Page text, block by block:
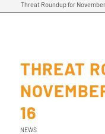
Threat Roundup for
THREAT
16
NEWS